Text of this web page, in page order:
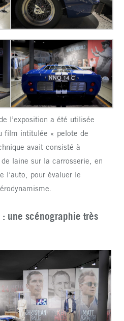
l’exposition a été utilisée
film intitulée « pelote de
avait consisté à
laine sur la carrosserie, en
l’auto, pour évaluer le
une scénographie très